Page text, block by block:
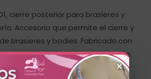
cierre posterior para brasieres y
Accesorio que permite el cierre y
brasieres y bodies. Fabricado con
duradero y de fácil manipulación.
filas de ajuste.
×